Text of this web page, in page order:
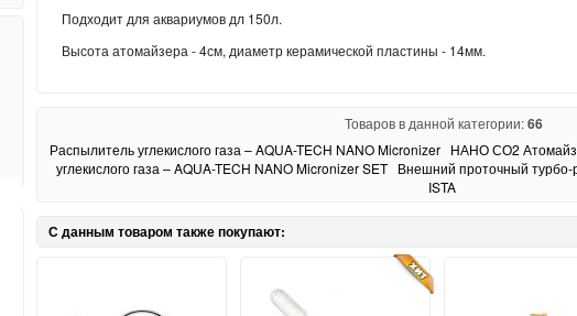
Подходит для аквариумов дл 150л.
Высота атомайзера - 4см, диаметр керамической пластины - 14мм.
Товаров в данной категории:66
Распылитель углекислого газа – AQUA-TECH NANO Micronizer НАНО СО2
углекислого газа – AQUA-TECH NANO Micronizer SET
Внешний проточный турбо-
ISTA
С данным товаром также покупают: